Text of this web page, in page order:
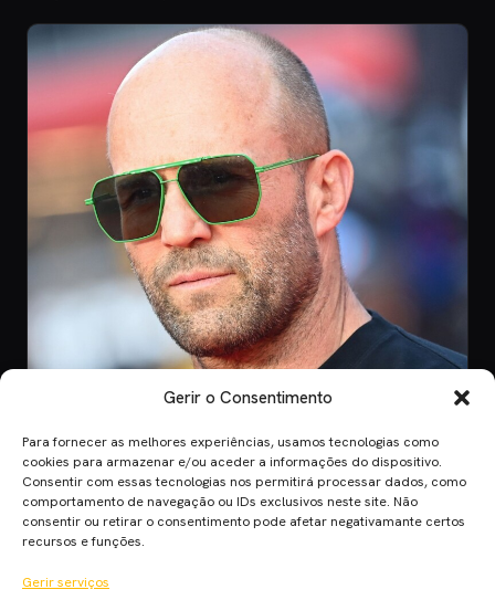
Gerir o Consentimento
Para fornecer as melhores experiências, usamos tecnologias como
cookies para armazenar e/ou aceder a informações do dispositivo.
Consentir com essas tecnologias nos permitirá processar dados, como
comportamento de navegação ou IDs exclusivos neste site. Não
consentir ou retirar o consentimento pode afetar negativamante certos
recursos e funções.
Gerir serviços
CINEMA
8 Jul 2026
Mutiny: O Novo Thriller de Ação de Jason
Statham em 2026
quando o filme chega aos cinem…